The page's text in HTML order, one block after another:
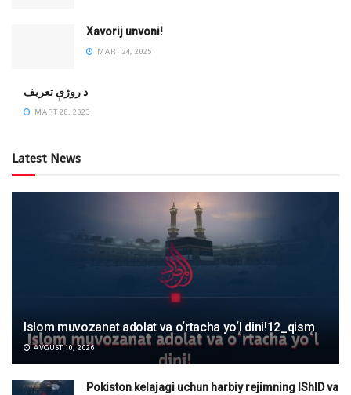
Xavorij unvoni!
MART 24, 2025
‌د روژې تعریف
MART 28, 2023
Latest News
Islom muvozanat adolat va o‘rtacha yo‘l dini!12_qism
AVGUST 10, 2026
Pokiston kelajagi uchun harbiy rejimning IShID va